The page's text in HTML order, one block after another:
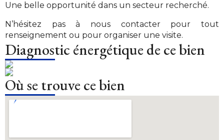
Une belle opportunité dans un secteur recherché.
N’hésitez pas à nous contacter pour tout
renseignement ou pour organiser une visite.
Diagnostic énergétique de ce bien
Où se trouve ce bien